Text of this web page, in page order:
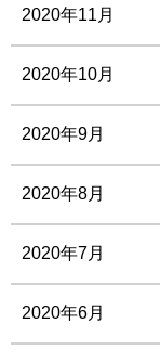
2020年11月
2020年10月
2020年9月
2020年8月
2020年7月
2020年6月